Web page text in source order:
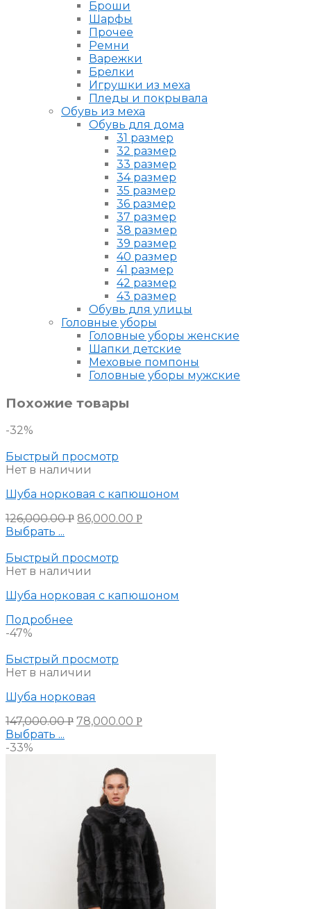
Броши
Шарфы
Прочее
Ремни
Варежки
Брелки
Игрушки из меха
Пледы и покрывала
Обувь из меха
Обувь для дома
31 размер
32 размер
33 размер
34 размер
35 размер
36 размер
37 размер
38 размер
39 размер
40 размер
41 размер
42 размер
43 размер
Обувь для улицы
Головные уборы
Головные уборы женские
Шапки детские
Меховые помпоны
Головные уборы мужские
Похожие товары
-32%
Быстрый просмотр
Нет в наличии
Шуба норковая с капюшоном
126,000.00Р 86,000.00 Р
Выбрать ...
Быстрый просмотр
Нет в наличии
Шуба норковая с капюшоном
Подробнее
-47%
Быстрый просмотр
Нет в наличии
Шуба норковая
147,000.00Р 78,000.00 Р
Выбрать ...
-33%